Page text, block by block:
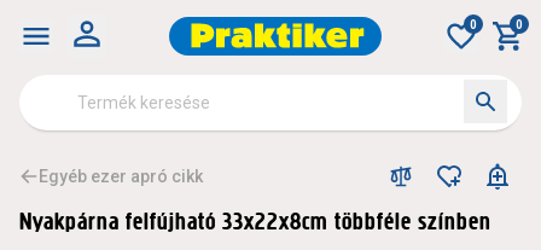
0 0
Egyéb ezer apró cikk
Nyakpárna felfújható 33x22x8cm többféle színben